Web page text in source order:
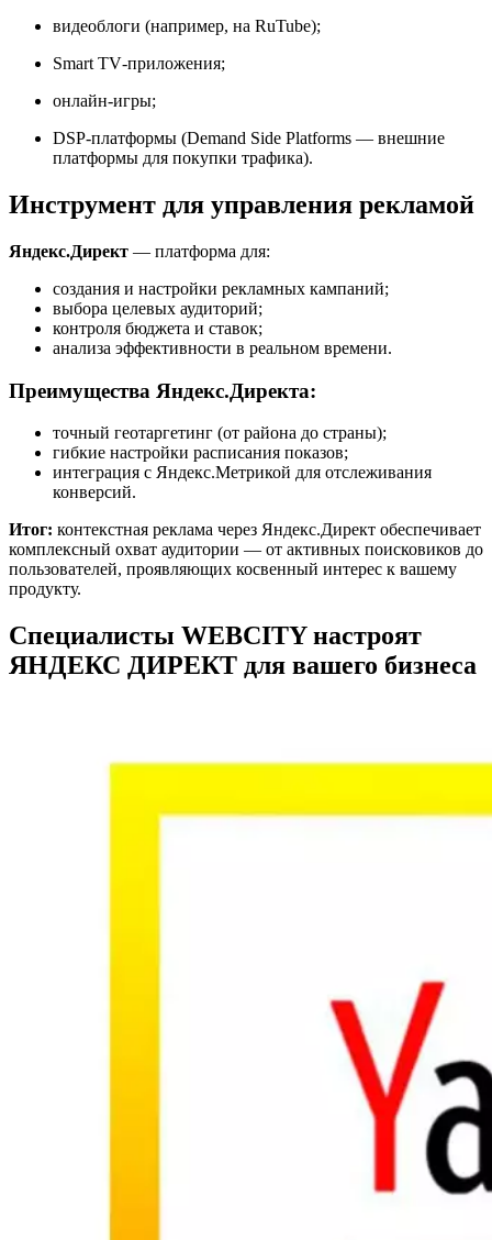
видеоблоги (например, на RuTube);
Smart TV‑приложения;
онлайн‑игры;
DSP‑платформы (Demand Side Platforms — внешние
платформы для покупки трафика).
Инструмент для управления рекламой
Яндекс.Директ — платформа для:
создания и настройки рекламных кампаний;
выбора целевых аудиторий;
контроля бюджета и ставок;
анализа эффективности в реальном времени.
Преимущества Яндекс.Директа:
точный геотаргетинг (от района до страны);
гибкие настройки расписания показов;
интеграция с Яндекс.Метрикой для отслеживания
конверсий.
Итог: контекстная реклама через Яндекс.Директ обеспечивает
комплексный охват аудитории — от активных поисковиков до
пользователей, проявляющих косвенный интерес к вашему
продукту.
Специалисты WEBCITY настроят
ЯНДЕКС ДИРЕКТ для вашего бизнеса